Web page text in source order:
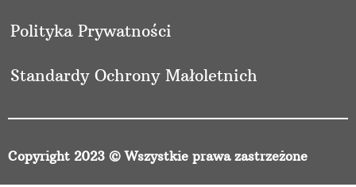
Polityka Prywatności
Standardy Ochrony Małoletnich
Copyright 2023 © Wszystkie prawa zastrzeżone